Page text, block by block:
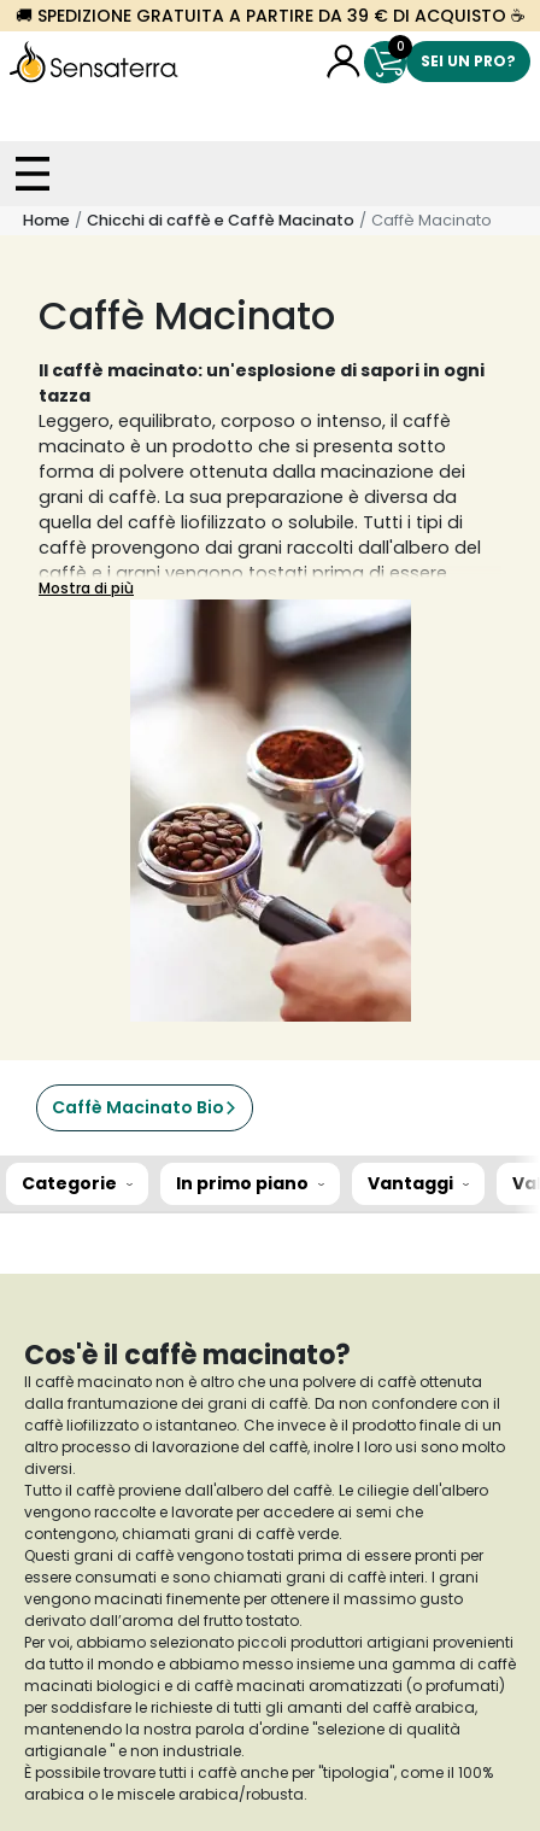
🚚 SPEDIZIONE GRATUITA A PARTIRE DA 39 € DI ACQUISTO ☕
0
SEI UN PRO?
Home Chicchi di caffè e Caffè Macinato Caffè Macinato
Caffè Macinato
Il caffè macinato: un'esplosione di sapori in ogni
tazza
Leggero, equilibrato, corposo o intenso, il caffè
macinato è un prodotto che si presenta sotto
forma di polvere ottenuta dalla macinazione dei
grani di caffè. La sua preparazione è diversa da
quella del caffè liofilizzato o solubile. Tutti i tipi di
caffè provengono dai grani raccolti dall'albero del
caffè e i grani vengono tostati prima di essere
macinati in particelle sottili per estrarre il massimo
dell'aroma. È possibile trovare diversi tipi di caffè
macinato, come biologico o aromatizzato, e ogni
tipologia di tazza o caffè che si rispetti richiede una
diversa macinatura del caffè.
Una macinatura grossa darà un risultato in tazza
diluito, mentre una macinatura fine darà un risultato
sovraccarico di aromi. La macchina da caffè
manuale richiede una macinatura molto fine,
mentre la macchina da caffè italiana
sovradeonominata Moka richiede una macinatura
più grossolana e meno fine. Le macchine da caffè a
filtro invece richiedono una macinatura medio-fine
e le macchine da caffè a pistone o slow coffee
richiedono invece una macinatura piuttosto grossa.
Solitamente, per una tazzina di caffè, si usano 7
grammi di caffè macinato o in grani, ma si può
variare la quantità in base ai propri gusti.
Mostra di più
Caffè Macinato Bio
Categorie In primo piano Vantaggi
Cos'è il caffè macinato?
Il caffè macinato non è altro che una polvere di caffè ottenuta
dalla frantumazione dei grani di caffè. Da non confondere con il
caffè liofilizzato o istantaneo. Che invece è il prodotto finale di un
altro processo di lavorazione del caffè, inolre I loro usi sono molto
diversi.
Tutto il caffè proviene dall'albero del caffè. Le ciliegie dell'albero
vengono raccolte e lavorate per accedere ai semi che
contengono, chiamati grani di caffè verde.
Questi grani di caffè vengono tostati prima di essere pronti per
essere consumati e sono chiamati grani di caffè interi. I grani
vengono macinati finemente per ottenere il massimo gusto
derivato dall’aroma del frutto tostato.
Per voi, abbiamo selezionato piccoli produttori artigiani provenienti
da tutto il mondo e abbiamo messo insieme una gamma di caffè
macinati biologici e di caffè macinati aromatizzati (o profumati)
per soddisfare le richieste di tutti gli amanti del caffè arabica,
mantenendo la nostra parola d'ordine "selezione di qualità
artigianale " e non industriale.
È possibile trovare tutti i caffè anche per "tipologia", come il 100%
arabica o le miscele arabica/robusta.